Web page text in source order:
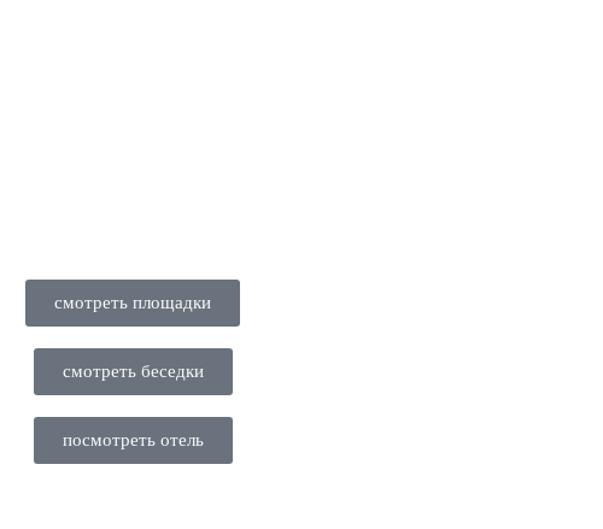
смотреть площадки
смотреть беседки
посмотреть отель